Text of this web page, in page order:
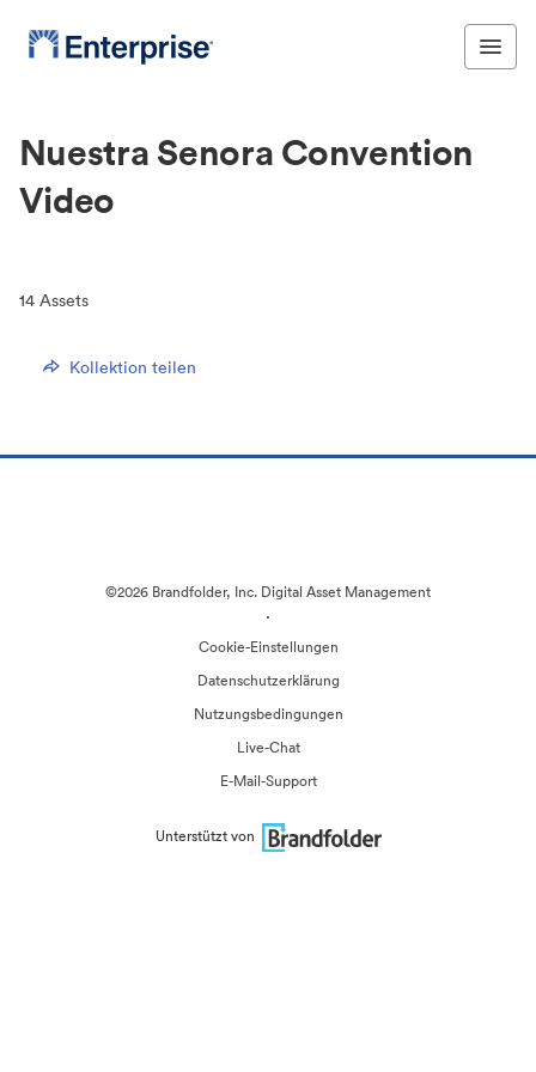
Nuestra Senora Convention
Video
14 Assets
Kollektion teilen
©2026 Brandfolder, Inc. Digital Asset Management
·
Cookie-Einstellungen
Datenschutzerklärung
Nutzungsbedingungen
Live-Chat
E-Mail-Support
Unterstützt von